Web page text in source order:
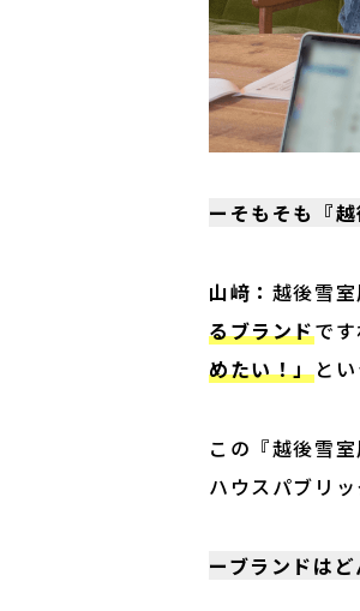
ーそもそも『
山﨑： 越後雪
るブランドで
めたい！」と
この『越後雪
ハウスパブリ
ーブランドは